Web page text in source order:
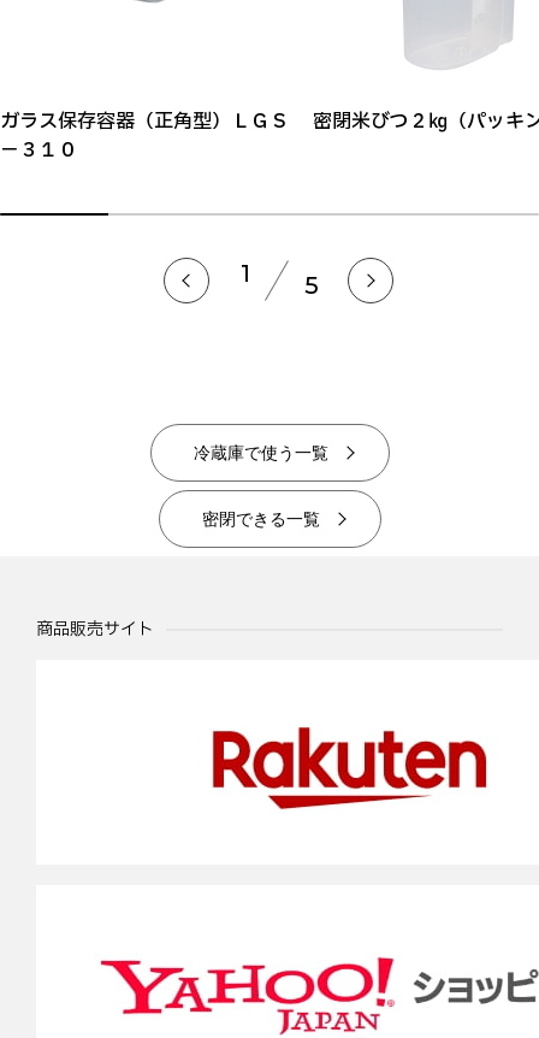
ガラス保存容器（正角型）ＬＧＳ
－３１０
密閉米びつ２㎏（パッキ
1 5
冷蔵庫で使う一覧
密閉できる一覧
商品販売サイト